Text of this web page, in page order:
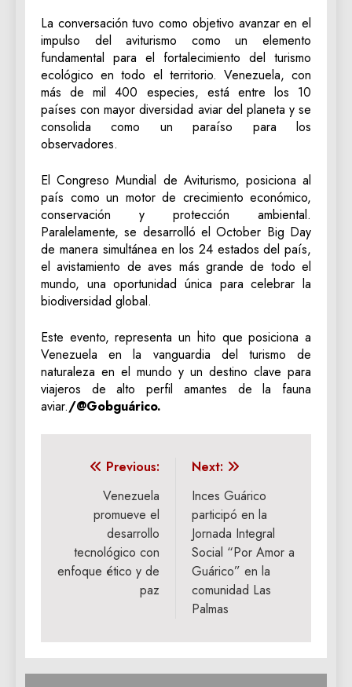
La conversación tuvo como objetivo avanzar en el
impulso del aviturismo como un elemento
fundamental para el fortalecimiento del turismo
ecológico en todo el territorio. Venezuela, con
más de mil 400 especies, está entre los 10
países con mayor diversidad aviar del planeta y se
consolida como un paraíso para los
observadores.
El Congreso Mundial de Aviturismo, posiciona al
país como un motor de crecimiento económico,
conservación y protección ambiental.
Paralelamente, se desarrolló el October Big Day
de manera simultánea en los 24 estados del país,
el avistamiento de aves más grande de todo el
mundo, una oportunidad única para celebrar la
biodiversidad global.
Este evento, representa un hito que posiciona a
Venezuela en la vanguardia del turismo de
naturaleza en el mundo y un destino clave para
viajeros de alto perfil amantes de la fauna
aviar./@Gobguárico.
Navegación
entradas
Previous:
Venezuela
promueve el
desarrollo
tecnológico con
enfoque ético y de
paz
Next:
Inces Guárico
participó en la
Jornada Integral
Social “Por Amor a
Guárico” en la
comunidad Las
Palmas